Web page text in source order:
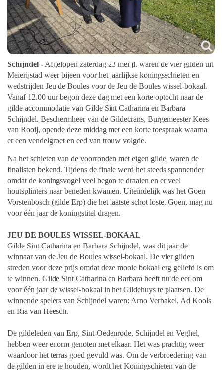
Schijndel - Afgelopen zaterdag 23 mei jl. waren de vier gilden uit
Meierijstad weer bijeen voor het jaarlijkse koningsschieten en
wedstrijden Jeu de Boules voor de Jeu de Boules wissel-bokaal.
Vanaf 12.00 uur begon deze dag met een korte optocht naar de
gilde accommodatie van Gilde Sint Catharina en Barbara
Schijndel. Beschermheer van de Gildecrans, Burgemeester Kees
van Rooij, opende deze middag met een korte toespraak waarna
er een vendelgroet en eed van trouw volgde.
Na het schieten van de voorronden met eigen gilde, waren de
finalisten bekend. Tijdens de finale werd het steeds spannender
omdat de koningsvogel veel begon te draaien en er veel
houtsplinters naar beneden kwamen. Uiteindelijk was het Goen
Vorstenbosch (gilde Erp) die het laatste schot loste. Goen, mag nu
voor één jaar de koningstitel dragen.
JEU DE BOULES WISSEL-BOKAAL
Gilde Sint Catharina en Barbara Schijndel, was dit jaar de
winnaar van de Jeu de Boules wissel-bokaal. De vier gilden
streden voor deze prijs omdat deze mooie bokaal erg geliefd is om
te winnen. Gilde Sint Catharina en Barbara heeft nu de eer om
voor één jaar de wissel-bokaal in het Gildehuys te plaatsen. De
winnende spelers van Schijndel waren: Arno Verbakel, Ad Kools
en Ria van Heesch.
De gildeleden van Erp, Sint-Oedenrode, Schijndel en Veghel,
hebben weer enorm genoten met elkaar. Het was prachtig weer
waardoor het terras goed gevuld was. Om de verbroedering van
de gilden in ere te houden, wordt het Koningschieten van de